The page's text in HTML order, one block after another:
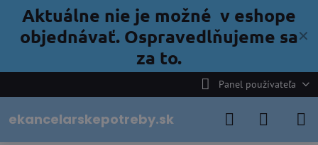
✕
Aktuálne nie je možné v eshope
objednávať. Ospravedlňujeme sa
za to.
Panel používateľa
ekancelarskepotreby.sk